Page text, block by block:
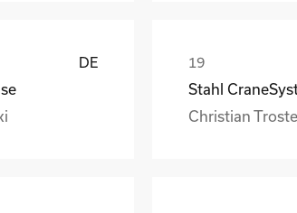
DE
Christian